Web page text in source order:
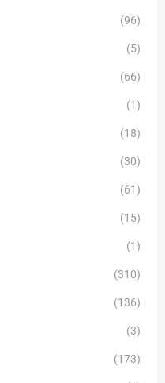
(96)
(5)
(66)
(1)
(18)
(30)
(61)
(15)
(1)
(310)
(136)
(3)
(173)